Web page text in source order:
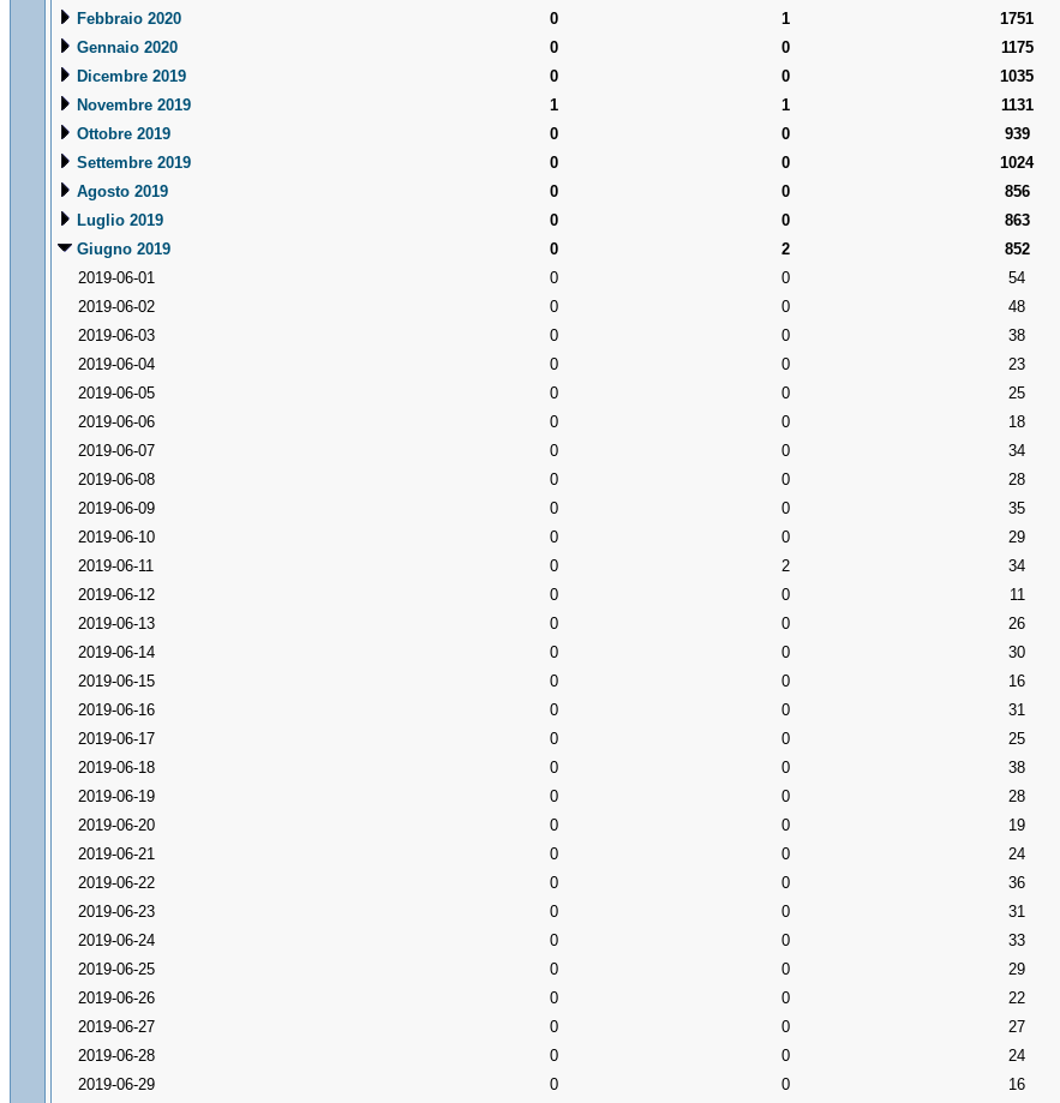
Febbraio 2020
0 1 1751
Gennaio 2020
0 0 1175
Dicembre 2019
0 0 1035
Novembre 2019
1 1 1131
Ottobre 2019
0 0 939
Settembre 2019
0 0 1024
Agosto 2019
0 0 856
Luglio 2019
0 0 863
Giugno 2019
0 2 852
2019-06-01
0 0 54
2019-06-02
0 0 48
2019-06-03
0 0 38
2019-06-04
0 0 23
2019-06-05
0 0 25
2019-06-06
0 0 18
2019-06-07
0 0 34
2019-06-08
0 0 28
2019-06-09
0 0 35
2019-06-10
0 0 29
2019-06-11
0 2 34
2019-06-12
0 0 11
2019-06-13
0 0 26
2019-06-14
0 0 30
2019-06-15
0 0 16
2019-06-16
0 0 31
2019-06-17
0 0 25
2019-06-18
0 0 38
2019-06-19
0 0 28
2019-06-20
0 0 19
2019-06-21
0 0 24
2019-06-22
0 0 36
2019-06-23
0 0 31
2019-06-24
0 0 33
2019-06-25
0 0 29
2019-06-26
0 0 22
2019-06-27
0 0 27
2019-06-28
0 0 24
2019-06-29
0 0 16